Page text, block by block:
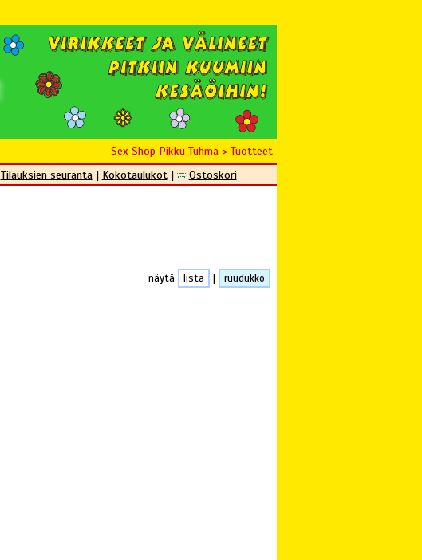
Sex Shop Pikku Tuhma > Tuotteet
Tilauksien seuranta| Kokotaulukot| Ostoskori
näytä lista ruudukko